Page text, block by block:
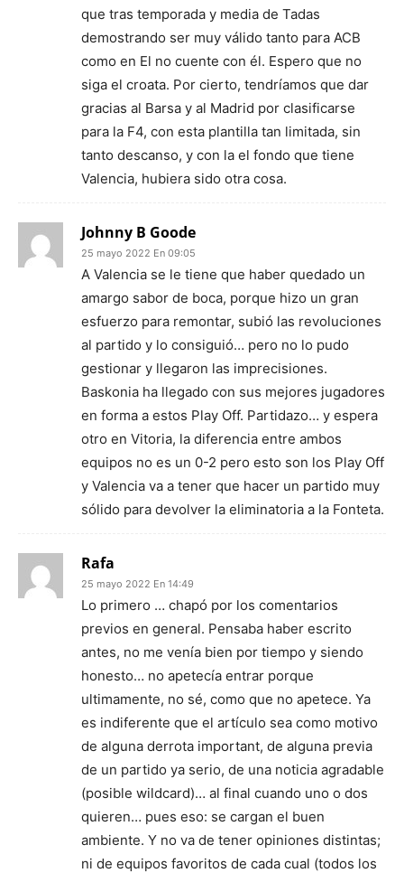
que tras temporada y media de Tadas
demostrando ser muy válido tanto para ACB
como en El no cuente con él. Espero que no
siga el croata. Por cierto, tendríamos que dar
gracias al Barsa y al Madrid por clasificarse
para la F4, con esta plantilla tan limitada, sin
tanto descanso, y con la el fondo que tiene
Valencia, hubiera sido otra cosa.
Johnny B Goode
25 mayo 2022 En 09:05
A Valencia se le tiene que haber quedado un
amargo sabor de boca, porque hizo un gran
esfuerzo para remontar, subió las revoluciones
al partido y lo consiguió… pero no lo pudo
gestionar y llegaron las imprecisiones.
Baskonia ha llegado con sus mejores jugadores
en forma a estos Play Off. Partidazo… y espera
otro en Vitoria, la diferencia entre ambos
equipos no es un 0-2 pero esto son los Play Off
y Valencia va a tener que hacer un partido muy
sólido para devolver la eliminatoria a la Fonteta.
Rafa
25 mayo 2022 En 14:49
Lo primero … chapó por los comentarios
previos en general. Pensaba haber escrito
antes, no me venía bien por tiempo y siendo
honesto… no apetecía entrar porque
ultimamente, no sé, como que no apetece. Ya
es indiferente que el artículo sea como motivo
de alguna derrota important, de alguna previa
de un partido ya serio, de una noticia agradable
(posible wildcard)… al final cuando uno o dos
quieren… pues eso: se cargan el buen
ambiente. Y no va de tener opiniones distintas;
ni de equipos favoritos de cada cual (todos los